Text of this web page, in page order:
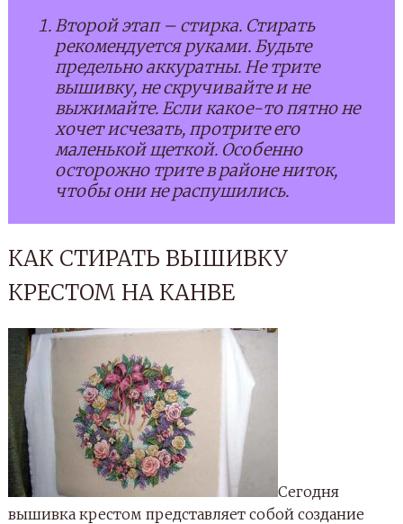
Второй этап – стирка. Стирать
рекомендуется руками. Будьте
предельно аккуратны. Не трите
вышивку, не скручивайте и не
выжимайте. Если какое-то пятно не
хочет исчезать, протрите его
маленькой щеткой. Особенно
осторожно трите в районе ниток,
чтобы они не распушились.
КАК СТИРАТЬ ВЫШИВКУ
КРЕСТОМ НА КАНВЕ
Сегодня
вышивка крестом представляет собой создание